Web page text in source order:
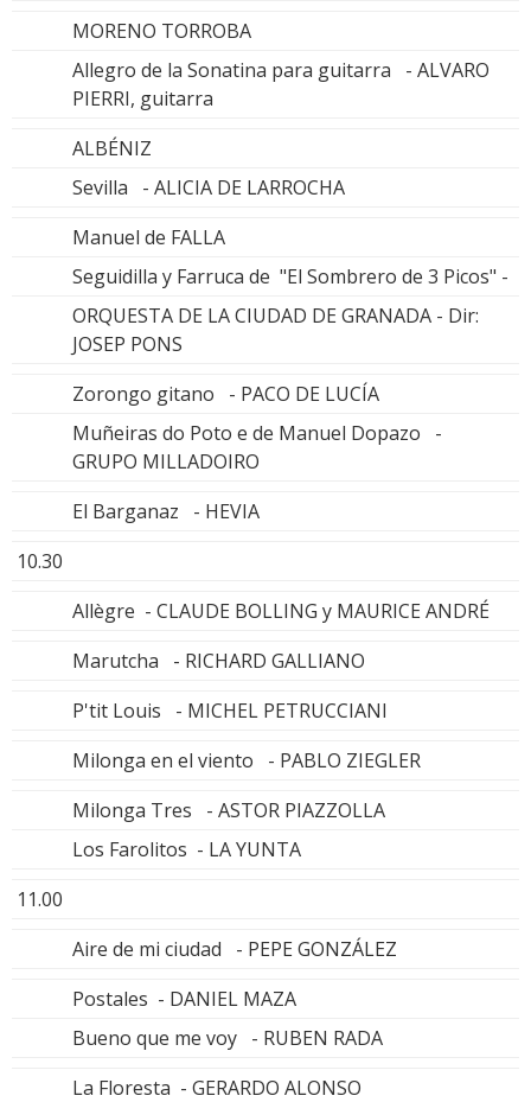
MORENO TORROBA
Allegro de la Sonatina para guitarra - ALVARO
PIERRI, guitarra
ALBÉNIZ
Sevilla - ALICIA DE LARROCHA
Manuel de FALLA
Seguidilla y Farruca de "El Sombrero de 3 Picos" -
ORQUESTA DE LA CIUDAD DE GRANADA - Dir:
JOSEP PONS
Zorongo gitano - PACO DE LUCÍA
Muñeiras do Poto e de Manuel Dopazo -
GRUPO MILLADOIRO
El Barganaz - HEVIA
10.30
Allègre - CLAUDE BOLLING y MAURICE ANDRÉ
Marutcha - RICHARD GALLIANO
P'tit Louis - MICHEL PETRUCCIANI
Milonga en el viento - PABLO ZIEGLER
Milonga Tres - ASTOR PIAZZOLLA
Los Farolitos - LA YUNTA
11.00
Aire de mi ciudad - PEPE GONZÁLEZ
Postales - DANIEL MAZA
Bueno que me voy - RUBEN RADA
La Floresta - GERARDO ALONSO